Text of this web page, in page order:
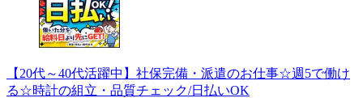
【20代～40代活躍中】社保完備・派遣のお仕事☆週5で働け
る☆時計の組立・品質チェック/日払いOK